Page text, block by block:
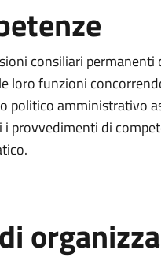
consiliari
loro funzioni
politico amministrativo
i provvedimenti di